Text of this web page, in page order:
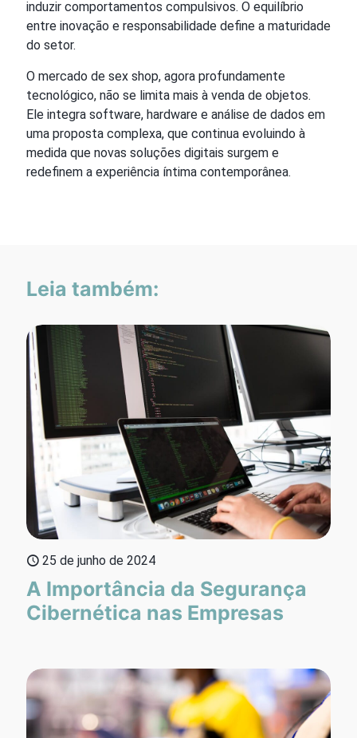
induzir comportamentos compulsivos. O equilíbrio
entre inovação e responsabilidade define a maturidade
do setor.
O mercado de sex shop, agora profundamente
tecnológico, não se limita mais à venda de objetos.
Ele integra software, hardware e análise de dados em
uma proposta complexa, que continua evoluindo à
medida que novas soluções digitais surgem e
redefinem a experiência íntima contemporânea.
Leia também:
25 de junho de 2024
A Importância da Segurança
Cibernética nas Empresas